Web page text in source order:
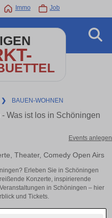
Immo Job
❯ BAUEN-WOHNEN
Was ist los in Schöningen
Events anlegen
Theater, Comedy Open Airs
Erleben Sie in Schöningen
Konzerte, inspirierende
in Schöningen – hier
und Tickets.